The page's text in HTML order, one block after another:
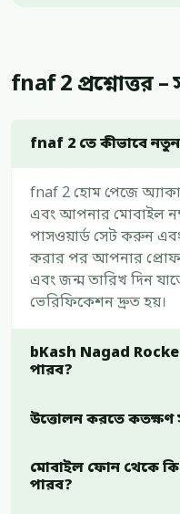
fnaf 2 প্রশ্নোত্তর –
fnaf 2 তে কীভাবে
fnaf 2 হোম পেজে
এবং আপনার মোবাইল
পাসওয়ার্ড সেট করুন
করার পর আপনার
এবং জন্ম তারিখ দিন
ভেরিফিকেশন দ্রুত হয়।
bKash Nagad
পারব?
উত্তোলন করতে কতক্ষণ
মোবাইল ফোন থেকে
পারব?